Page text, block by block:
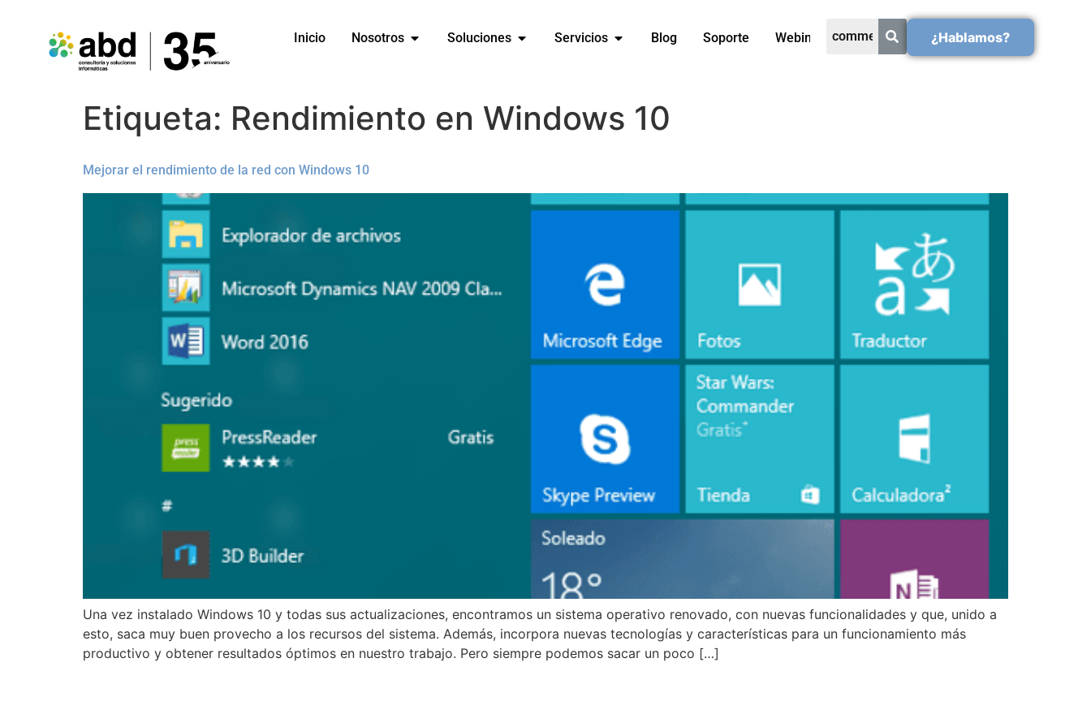
Inicio Nosotros Soluciones Servicios Blog Soporte Webinars ¿Hablamos?
Etiqueta: Rendimiento en Windows 10
Mejorar el rendimiento de la red con Windows 10
Una vez instalado Windows 10 y todas sus actualizaciones, encontramos un sistema operativo renovado, con nuevas funcionalidades y que, unido a
esto, saca muy buen provecho a los recursos del sistema. Además, incorpora nuevas tecnologías y características para un funcionamiento más
productivo y obtener resultados óptimos en nuestro trabajo. Pero siempre podemos sacar un poco […]